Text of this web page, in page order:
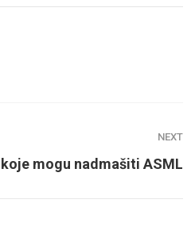
NEXT
mogu nadmašiti ASML